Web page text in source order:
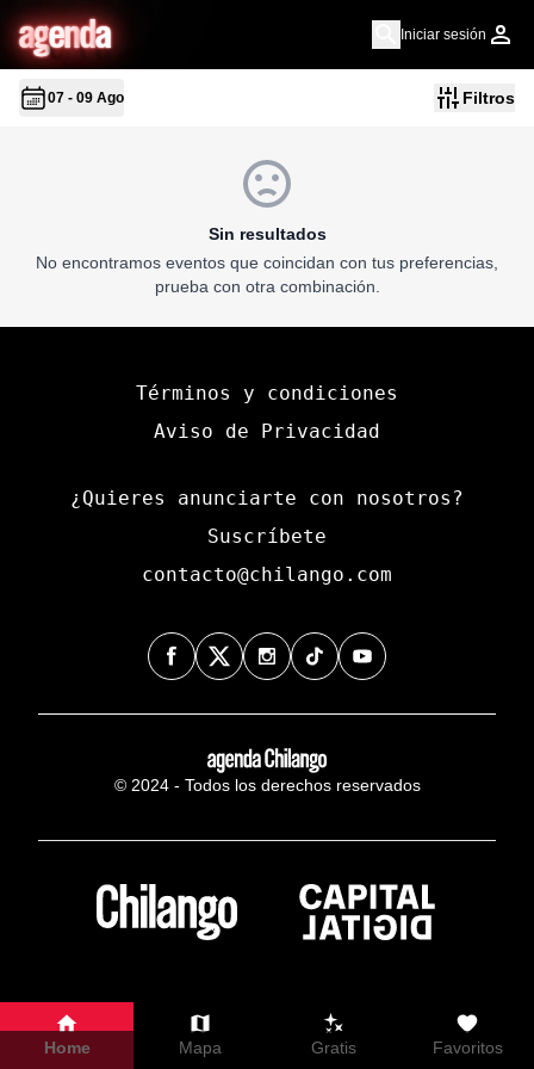
agenda Iniciar sesión
07 - 09 Ago Filtros
Sin resultados
No encontramos eventos que coincidan con tus preferencias,
prueba con otra combinación.
Términos y condiciones
Aviso de Privacidad
¿Quieres anunciarte con nosotros?
Suscríbete
contacto@chilango.com
© 2024 - Todos los derechos reservados
Home Mapa Gratis Favoritos